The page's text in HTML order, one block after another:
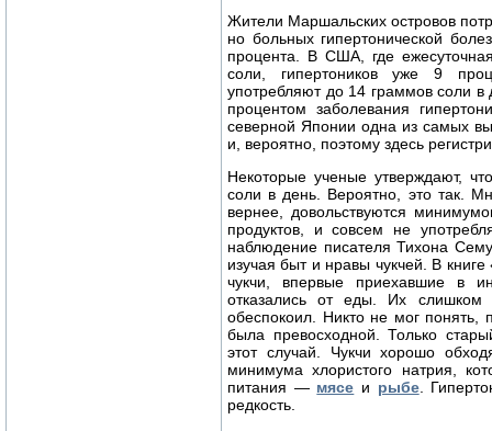
Жители Маршальских островов
но больных гипертонической
процента. В США, где
соли, гипертоников уже 9
употребляют до 14 граммов соли в
процентом заболевания
северной Японии одна из самых
и, вероятно, поэтому здесь
Некоторые ученые утверждают,
соли в день. Вероятно, это так.
вернее, довольствуются
продуктов, и совсем не
наблюдение писателя Тихона
изучая быт и нравы чукчей. В книге
чукчи, впервые приехавшие в
отказались от еды. Их слишком
обеспокоил. Никто не мог
была превосходной. Только
этот случай. Чукчи хорошо
минимума хлористого натрия,
питания — мясе и рыбе.
редкость.